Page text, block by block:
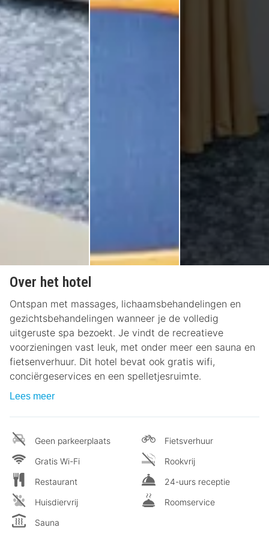
Over het hotel
Ontspan met massages, lichaamsbehandelingen en
gezichtsbehandelingen wanneer je de volledig
uitgeruste spa bezoekt. Je vindt de recreatieve
voorzieningen vast leuk, met onder meer een sauna en
fietsenverhuur. Dit hotel bevat ook gratis wifi,
conciërgeservices en een spelletjesruimte.
Lees meer
Geen parkeerplaats
Gratis Wi-Fi
Restaurant
Huisdiervrij
Sauna
Fietsverhuur
Rookvrij
24-uurs receptie
Roomservice